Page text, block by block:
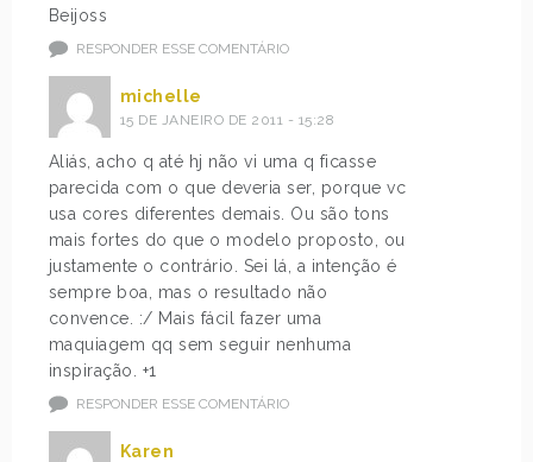
Beijoss
RESPONDER ESSE COMENTÁRIO
michelle
15 DE JANEIRO DE 2011 - 15:28
Aliás, acho q até hj não vi uma q ficasse
parecida com o que deveria ser, porque vc
usa cores diferentes demais. Ou são tons
mais fortes do que o modelo proposto, ou
justamente o contrário. Sei lá, a intenção é
sempre boa, mas o resultado não
convence. :/ Mais fácil fazer uma
maquiagem qq sem seguir nenhuma
inspiração. +1
RESPONDER ESSE COMENTÁRIO
Karen